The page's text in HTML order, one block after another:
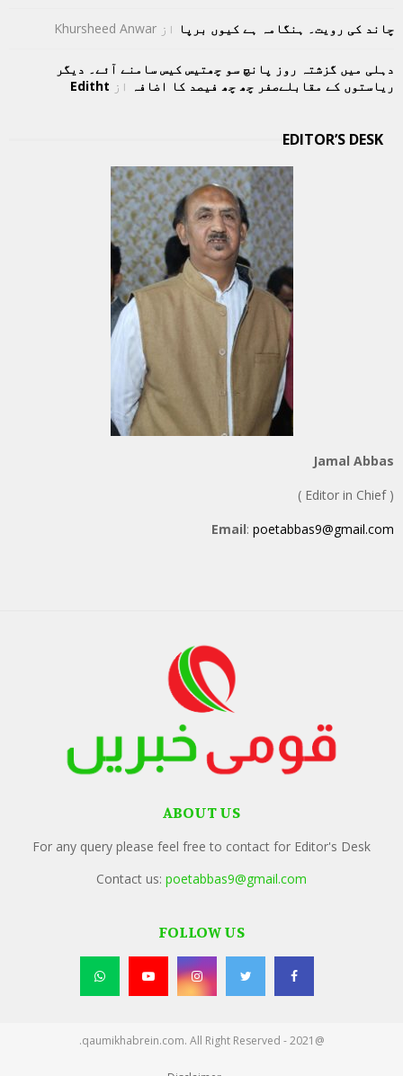
چاند کی رویت۔ ہنگامہ ہے کیوں برپا از Khursheed Anwar
دہلی میں گزشتہ روز پانچ سو چھتیس کیس سامنے آئے۔ دیگر
ریاستوں کے مقابلےصفر چھ چھ فیصد کا اضافہ از Editht
EDITOR’S DESK
Jamal Abbas
( Editor in Chief )
Email: poetabbas9@gmail.com
ABOUT US
For any query please feel free to contact for Editor's Desk
Contact us: poetabbas9@gmail.com
FOLLOW US
@2021 - qaumikhabrein.com. All Right Reserved.